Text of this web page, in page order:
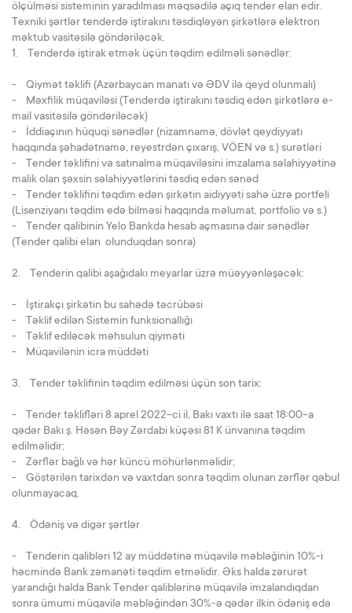
ölçülməsi sisteminin yaradılması məqsədilə açıq tender elan edir.
Texniki şərtlər tenderdə iştirakını təsdiqləyən şirkətlərə elektron
məktub vasitəsilə göndəriləcək.
1. Tenderdə iştirak etmək üçün təqdim edilməli sənədlər:
- Qiymət təklifi (Azərbaycan manatı və ƏDV ilə qeyd olunmalı)
- Məxfilik müqaviləsi (Tenderdə iştirakını təsdiq edən şirkətlərə e-
mail vasitəsilə göndəriləcək)
- İddiaçının hüquqi sənədlər (nizamnamə, dövlət qeydiyyatı
haqqında şəhadətnamə, reyestrdən çıxarış, VÖEN və s.) surətləri
- Tender təklifini və satınalma müqaviləsini imzalama səlahiyyətinə
malik olan şəxsin səlahiyyətlərini təsdiq edən sənəd
- Tender təklifini təqdim edən şirkətin aidiyyəti sahə üzrə portfeli
(Lisenziyanı təqdim edə bilməsi haqqında məlumat, portfolio və s.)
- Tender qalibinin Yelo Bankda hesab açmasına dair sənədlər
(Tender qalibi elan olunduqdan sonra)
2. Tenderin qalibi aşağıdakı meyarlar üzrə müəyyənləşəcək:
- İştirakçı şirkətin bu sahədə təcrübəsi
- Təklif edilən Sistemin funksionallığı
- Təklif ediləcək məhsulun qiyməti
- Müqavilənin icra müddəti
3. Tender təklifinin təqdim edilməsi üçün son tarix:
- Tender təklifləri 8 aprel 2022-ci il, Bakı vaxtı ilə saat 18:00-a
qədər Bakı ş. Həsən Bəy Zərdabi küçəsi 81 K ünvanına təqdim
edilməlidir;
- Zərflər bağlı və hər küncü möhürlənməlidir;
- Göstərilən tarixdən və vaxtdan sonra təqdim olunan zərflər qəbul
olunmayacaq.
4. Ödəniş və digər şərtlər
- Tenderin qalibləri 12 ay müddətinə müqavilə məbləğinin 10%-i
həcmində Bank zəmanəti təqdim etməlidir. Əks halda zərurət
yarandığı halda Bank Tender qaliblərinə müqavilə imzalandıqdan
sonra ümumi müqavilə məbləğindən 30%-ə qədər ilkin ödəniş edə